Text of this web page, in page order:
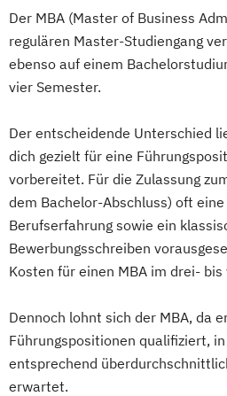
Risikomanagement (in
Hochschule Burgenland)
Health Care Management
International Tax Law
MBA Entrepreneurship
MBA Finance
MBA Health Care
MBA Marketing & Sales
MBA Project
MBA Public Auditing
MBA Sozialmanagement
Master of Business Law
Master of Legal Studies
Master of Legal Studies
Der MBA (Master of Business
regulären Master-Studiengang
ebenso auf einem
vier Semester.
Der entscheidende Unterschied
dich gezielt für eine
vorbereitet. Für die Zulassung
dem Bachelor-Abschluss) oft
Berufserfahrung sowie ein
Bewerbungsschreiben
Kosten für einen MBA im drei-
Dennoch lohnt sich der MBA, da
Führungspositionen qualifiziert,
entsprechend
erwartet.